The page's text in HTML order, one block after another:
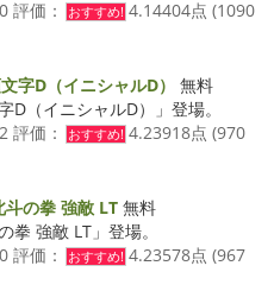
評価：
おすすめ! 4.14404点 (1090
字D（イニシャルD）
無料
D（イニシャルD）」登場。
評価：
おすすめ! 4.23918点 (970
の拳 強敵 LT 無料
拳 強敵 LT」登場。
評価：
おすすめ! 4.23578点 (967